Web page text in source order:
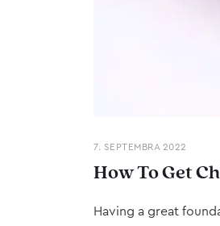
7. SEPTEMBRA 2022
How To Get
Having a great